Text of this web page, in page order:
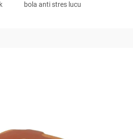
bola anti stres lucu